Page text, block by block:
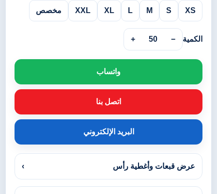
XS
S
M
L
XL
XXL مخصص
الكمية −
50
+
واتساب
اتصل بنا
البريد الإلكتروني
عرض قبعات وأغطية رأس ›